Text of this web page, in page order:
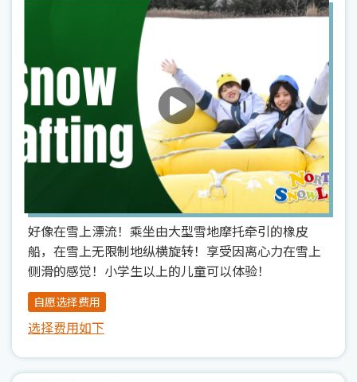
好像在雪上漂流！乘坐由大型雪地摩托牵引的橡皮
船，在雪上无限制地纵横旋转！享受因离心力在雪上
侧滑的感觉！小学生以上的儿童可以体验！
自愿选择费用
选择费用如下